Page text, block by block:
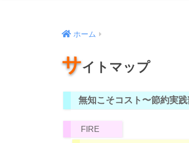
ホーム
サイトマップ
無知こそコスト〜節約実
FIRE